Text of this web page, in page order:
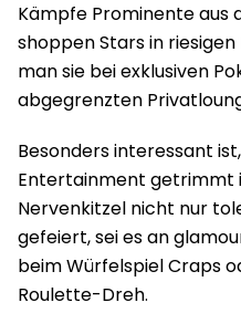
Kämpfe Prominente aus
shoppen Stars in
man sie bei exklusiven
abgegrenzten
Besonders interessant
Entertainment getrimmt
Nervenkitzel nicht nur
gefeiert, sei es an
beim Würfelspiel Craps
Roulette-Dreh.